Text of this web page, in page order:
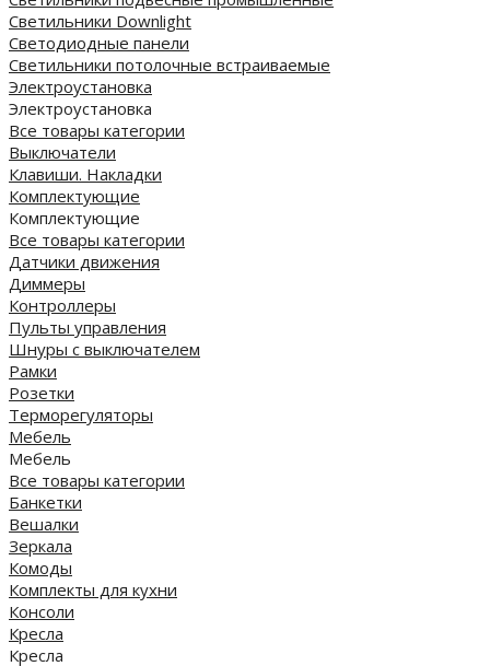
Светильники Downlight
Светодиодные панели
Cветильники потолочные встраиваемые
Электроустановка
Электроустановка
Все товары категории
Выключатели
Клавиши. Накладки
Комплектующие
Комплектующие
Все товары категории
Датчики движения
Диммеры
Контроллеры
Пульты управления
Шнуры с выключателем
Рамки
Розетки
Терморегуляторы
Мебель
Мебель
Все товары категории
Банкетки
Вешалки
Зеркала
Комоды
Комплекты для кухни
Консоли
Кресла
Кресла